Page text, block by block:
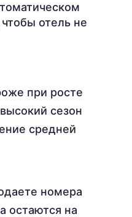
отель не
при росте
сезон
средней
номера
остаются на